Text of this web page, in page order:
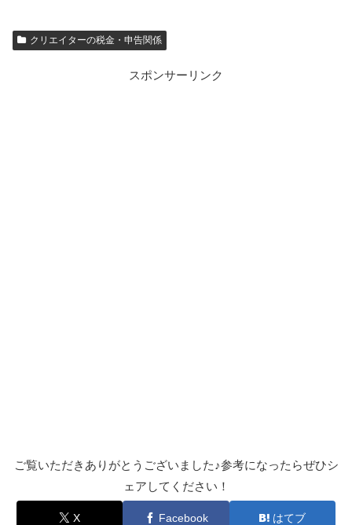
クリエイターの税金・申告関係
スポンサーリンク
ご覧いただきありがとうございました♪参考になったらぜひシ
ェアしてください！
X Facebook はてブ